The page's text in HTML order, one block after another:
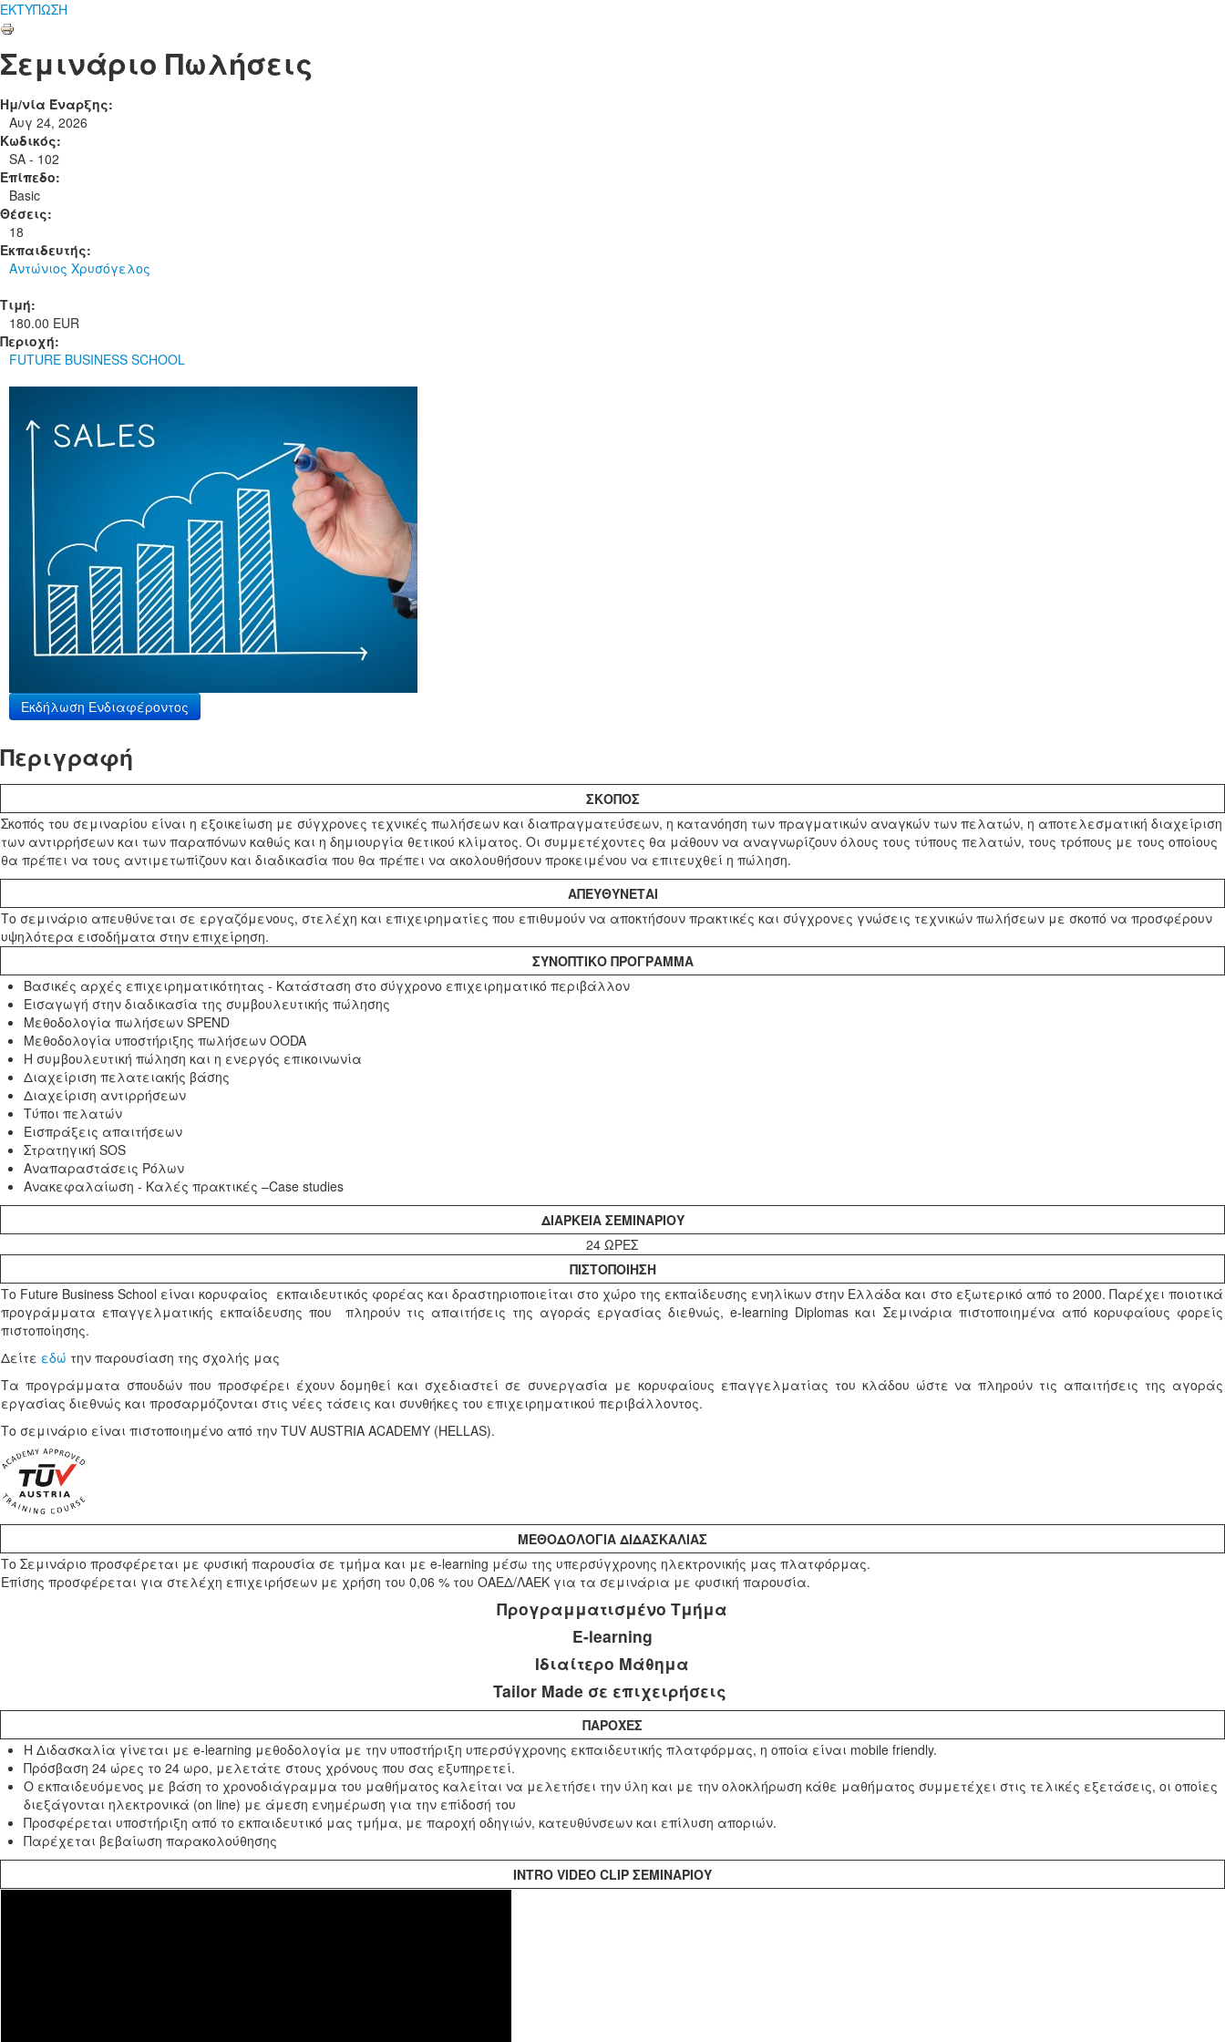
ΕΚΤΥΠΩΣΗ
Σεμινάριο Πωλήσεις
Ημ/νία Έναρξης:
Αυγ 24, 2026
Κωδικός:
SA - 102
Επίπεδο:
Basic
Θέσεις:
18
Εκπαιδευτής:
Αντώνιος Χρυσόγελος
Τιμή:
180.00 EUR
Περιοχή:
FUTURE BUSINESS SCHOOL
Εκδήλωση Ενδιαφέροντος
Περιγραφή
ΣΚΟΠΟΣ
Σκοπός του σεμιναρίου είναι η εξοικείωση με σύγχρονες τεχνικές πωλήσεων και διαπραγματεύσεων, η κατανόηση των πραγματικών αναγκών των πελατών, η αποτελεσματική διαχείριση
των αντιρρήσεων και των παραπόνων καθώς και η δημιουργία θετικού κλίματος. Οι συμμετέχοντες θα μάθουν να αναγνωρίζουν όλους τους τύπους πελατών, τους τρόπους με τους οποίους
θα πρέπει να τους αντιμετωπίζουν και διαδικασία που θα πρέπει να ακολουθήσουν προκειμένου να επιτευχθεί η πώληση.
ΑΠΕΥΘΥΝΕΤΑΙ
Το σεμινάριο απευθύνεται σε εργαζόμενους, στελέχη και επιχειρηματίες που επιθυμούν να αποκτήσουν πρακτικές και σύγχρονες γνώσεις τεχνικών πωλήσεων με σκοπό να προσφέρουν
υψηλότερα εισοδήματα στην επιχείρηση.
ΣΥΝΟΠΤΙΚΟ ΠΡΟΓΡΑΜΜΑ
Βασικές αρχές επιχειρηματικότητας - Κατάσταση στο σύγχρονο επιχειρηματικό περιβάλλον
Εισαγωγή στην διαδικασία της συμβουλευτικής πώλησης
Μεθοδολογία πωλήσεων SPEND
Μεθοδολογία υποστήριξης πωλήσεων OODA
Η συμβουλευτική πώληση και η ενεργός επικοινωνία
Διαχείριση πελατειακής βάσης
Διαχείριση αντιρρήσεων
Τύποι πελατών
Εισπράξεις απαιτήσεων
Στρατηγική SOS
Αναπαραστάσεις Ρόλων
Ανακεφαλαίωση - Καλές πρακτικές –Case studies
ΔΙΑΡΚΕΙΑ ΣΕΜΙΝΑΡΙΟΥ
24 ΩΡΕΣ
ΠΙΣΤΟΠΟΙΗΣΗ
Το Future Business School είναι κορυφαίος εκπαιδευτικός φορέας και δραστηριοποιείται στο χώρο της εκπαίδευσης ενηλίκων στην Ελλάδα και στο εξωτερικό από το 2000. Παρέχει ποιοτικά
προγράμματα επαγγελματικής εκπαίδευσης που πληρούν τις απαιτήσεις της αγοράς εργασίας διεθνώς, e-learning Diplomas και Σεμινάρια πιστοποιημένα από κορυφαίους φορείς
πιστοποίησης.
Δείτε εδώ την παρουσίαση της σχολής μας
Τα προγράμματα σπουδών που προσφέρει έχουν δομηθεί και σχεδιαστεί σε συνεργασία με κορυφαίους επαγγελματίας του κλάδου ώστε να πληρούν τις απαιτήσεις της αγοράς
εργασίας διεθνώς και προσαρμόζονται στις νέες τάσεις και συνθήκες του επιχειρηματικού περιβάλλοντος.
Το σεμινάριο είναι πιστοποιημένο από την TUV AUSTRIA ACADEMY (HELLAS).
ΜΕΘΟΔΟΛΟΓΙΑ ΔΙΔΑΣΚΑΛΙΑΣ
Το Σεμινάριο προσφέρεται με φυσική παρουσία σε τμήμα και με e-learning μέσω της υπερσύγχρονης ηλεκτρονικής μας πλατφόρμας.
Επίσης προσφέρεται για στελέχη επιχειρήσεων με χρήση του 0,06 % του ΟΑΕΔ/ΛΑΕΚ για τα σεμινάρια με φυσική παρουσία.
Προγραμματισμένο Τμήμα
E-learning
Ιδιαίτερο Μάθημα
Tailor Made σε επιχειρήσεις
ΠΑΡΟΧΕΣ
Η Διδασκαλία γίνεται με e-learning μεθοδολογία με την υποστήριξη υπερσύγχρονης εκπαιδευτικής πλατφόρμας, η οποία είναι mobile friendly.
Πρόσβαση 24 ώρες το 24 ωρο, μελετάτε στους χρόνους που σας εξυπηρετεί.
Ο εκπαιδευόμενος με βάση το χρονοδιάγραμμα του μαθήματος καλείται να μελετήσει την ύλη και με την ολοκλήρωση κάθε μαθήματος συμμετέχει στις τελικές εξετάσεις, οι οποίες
διεξάγονται ηλεκτρονικά (on line) με άμεση ενημέρωση για την επίδοσή του
Προσφέρεται υποστήριξη από το εκπαιδευτικό μας τμήμα, με παροχή οδηγιών, κατευθύνσεων και επίλυση αποριών.
Παρέχεται βεβαίωση παρακολούθησης
INTRO VIDEO CLIP ΣΕΜΙΝΑΡΙΟΥ